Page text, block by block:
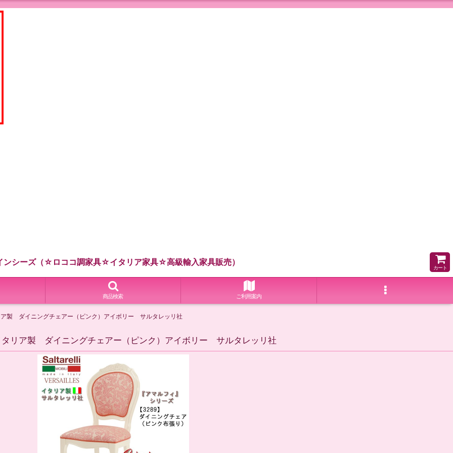
ンシーズ（☆ロココ調家具☆イタリア家具☆高級輸入家具販売）
カート
商品検索 ご利用案内
製 ダイニングチェアー（ピンク）アイボリー サルタレッリ社
リア製 ダイニングチェアー（ピンク）アイボリー サルタレッリ社